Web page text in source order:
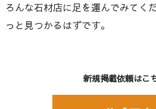
ろんな石材店に足を運んでみてく
っと見つかるはずです。
新規掲載依頼はこ